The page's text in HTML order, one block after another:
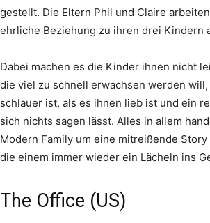
gestellt. Die Eltern Phil und Claire
ehrliche Beziehung zu ihren drei Kindern
Dabei machen es die Kinder ihnen nicht
die viel zu schnell erwachsen werden
schlauer ist, als es ihnen lieb ist und ein
sich nichts sagen lässt. Alles in allem
Modern Family um eine mitreißende
die einem immer wieder ein Lächeln ins
The Office (US)